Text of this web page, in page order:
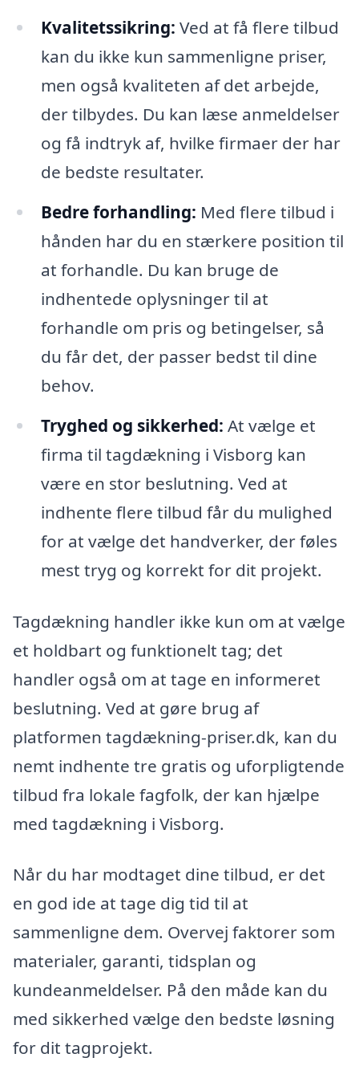
Kvalitetssikring: Ved at få flere tilbud
kan du ikke kun sammenligne priser,
men også kvaliteten af det arbejde,
der tilbydes. Du kan læse anmeldelser
og få indtryk af, hvilke firmaer der har
de bedste resultater.
Bedre forhandling: Med flere tilbud i
hånden har du en stærkere position til
at forhandle. Du kan bruge de
indhentede oplysninger til at
forhandle om pris og betingelser, så
du får det, der passer bedst til dine
behov.
Tryghed og sikkerhed: At vælge et
firma til tagdækning i Visborg kan
være en stor beslutning. Ved at
indhente flere tilbud får du mulighed
for at vælge det handverker, der føles
mest tryg og korrekt for dit projekt.
Tagdækning handler ikke kun om at vælge
et holdbart og funktionelt tag; det
handler også om at tage en informeret
beslutning. Ved at gøre brug af
platformen tagdækning-priser.dk, kan du
nemt indhente tre gratis og uforpligtende
tilbud fra lokale fagfolk, der kan hjælpe
med tagdækning i Visborg.
Når du har modtaget dine tilbud, er det
en god ide at tage dig tid til at
sammenligne dem. Overvej faktorer som
materialer, garanti, tidsplan og
kundeanmeldelser. På den måde kan du
med sikkerhed vælge den bedste løsning
for dit tagprojekt.